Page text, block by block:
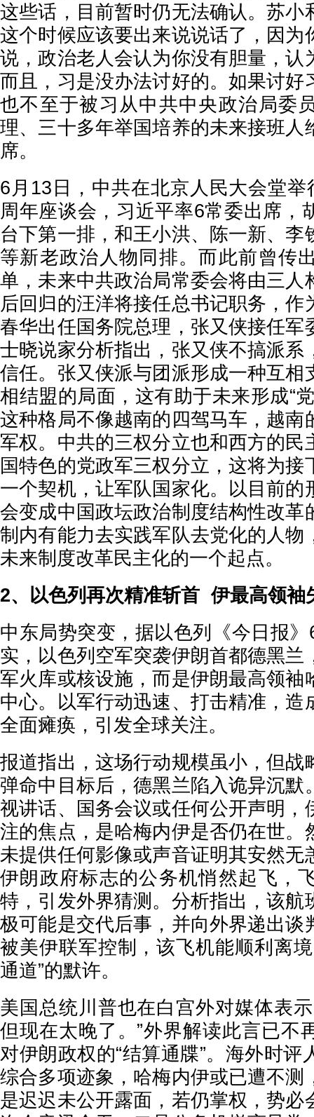
这些话，目前暂时仍无法确认。苏小
这个时候应该要出来说说话了，因为
说，政治老人会认为你没有胆量，认
而且，习是没办法讨好的。如果讨好
也不至于被习从中共中央政治局委
理、三十多年举国培养的未来接班人
席。
6月13日，中共在北京人民大会堂
周年座谈会，习近平率6常委出席，
台下第一排，和王小洪、陈一新、李
等新老政治人物同排。而此前曾传
单，未来中共政治局常委会将由三人
后回归的汪洋将接任总书记职务，作
春华出任国务院总理，张又侠接任军
士晓说家分析指出，张又侠不搞派系
信任。张又侠派与团派形成一种互相
相结盟的局面，这有助于未来形成“
这种格局不像越南的四驾马车，越南
军权。中共的三权分立也和西方的民
国特色的党政军三权分立，这将为接
一个契机，让军队国家化。以目前的
会变成中国政坛政治制度结构性改革
制内有能力去实践军队去党化的人物
未来制度改革民主化的一个起点。
2、以色列再次精准斩首 伊最高领袖
中东局势突变，据以色列《今日报
实，以色列空军突袭伊朗首都德黑兰
军火库或核设施，而是伊朗最高领袖
中心。以军行动迅速、打击精准，造
全面瘫痪，引发全球关注。
报道指出，这场行动规模虽小，但战
弹命中目标后，德黑兰陷入诡异沉默
视讲话、国务会议或任何公开声明，
注的焦点，是哈梅内伊是否仍在世。
未提供任何影像或声音证明其安然无
伊朗政府标志的公务机悄然起飞，
特，引发外界猜测。分析指出，该航
极可能是交代后事，并向外界递出谈
被美伊联军控制，该飞机能顺利离
通道”的默许。
美国总统川普也在白宫外对媒体表
但现在太晚了。”外界解读此言已不
对伊朗政权的“结算通牒”。海外时评
综合多项迹象，哈梅内伊或已遭不测
是迟迟未公开露面，若仍掌权，势必